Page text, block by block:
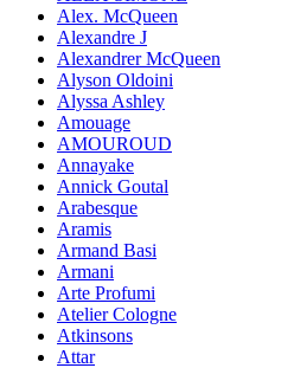
Alex. McQueen
Alexandre J
Alexandrer McQueen
Alyson Oldoini
Alyssa Ashley
Amouage
AMOUROUD
Annayake
Annick Goutal
Arabesque
Aramis
Armand Basi
Armani
Arte Profumi
Atelier Cologne
Atkinsons
Attar